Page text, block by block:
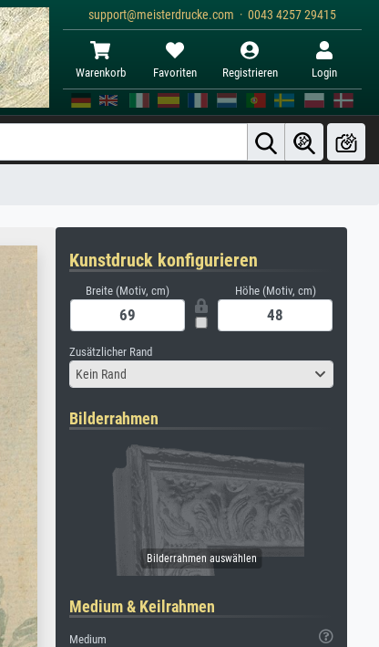
support@meisterdrucke.com · 0043 4257 29415
Warenkorb Favoriten Registrieren Login
Kunstdruck konfigurieren
Breite (Motiv, cm) Höhe (Motiv, cm)
Zusätzlicher Rand
Kein Rand
Bilderrahmen
Medium & Keilrahmen
Medium